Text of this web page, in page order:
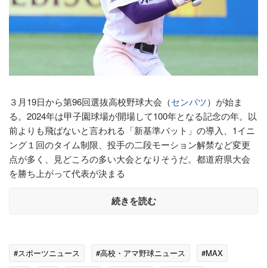
３月19日から第96回選抜高校野球大会（センバツ）が始ま
る。2024年は甲子園球場が開場して100年となる記念の年。以
前よりも飛ばないと言われる「新基準バット」の導入、1イニ
ング１回のタイム制限、投手の二段モーション解禁など変更
点が多く、見どころの多い大会となりそうだ。都道府県大会
を勝ち上がって代表が決まる
続きを読む
#スポーツニュース #高校・アマ野球ニュース
#MAX